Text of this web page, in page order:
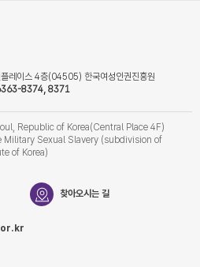
레이스 4층(04505) 한국여성인권진흥원
8374, 8371
Republic of Korea(Central Place 4F)
Military Sexual Slavery (subdivision of
of Korea)
찾아오시는 길